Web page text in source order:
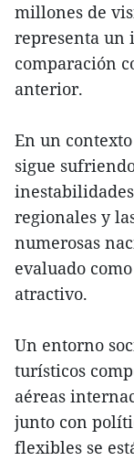
millones de
representa un
comparación
anterior.
En un
sigue
regionales y
numerosas
evaluado
atractivo.
Un entorno
turísticos
aéreas
junto con
flexibles se